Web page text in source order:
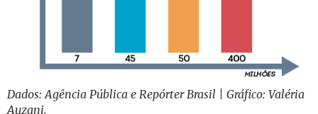
Dados: Agência Pública e Repórter Brasil | Gráfico: Valéria
Auzani.